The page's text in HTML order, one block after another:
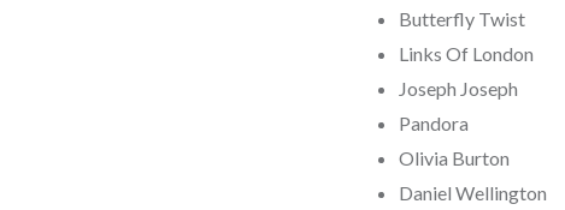
Butterfly Twist
Links Of London
Joseph Joseph
Pandora
Olivia Burton
Daniel Wellington